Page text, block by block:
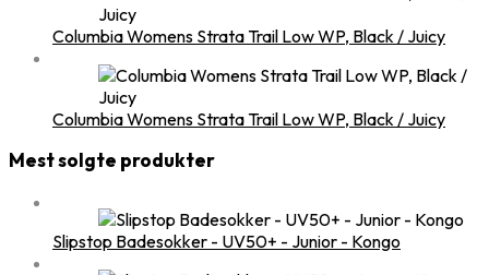
Columbia Womens Strata Trail Low WP, Black / Juicy
Columbia Womens Strata Trail Low WP, Black / Juicy
Mest solgte produkter
Slipstop Badesokker - UV50+ - Junior - Kongo